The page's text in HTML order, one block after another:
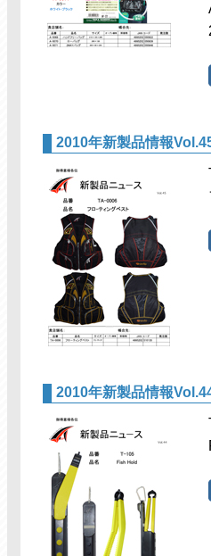
2010年新製品情報
2010年新製品情報